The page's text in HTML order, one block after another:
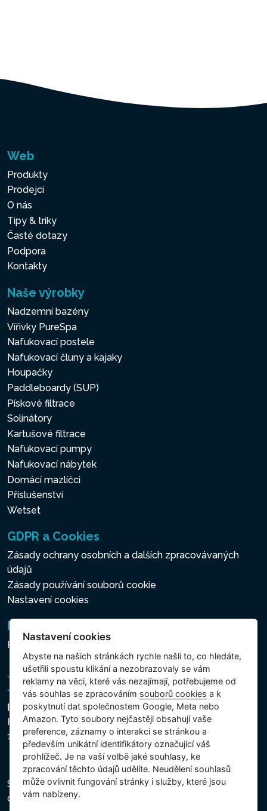
Web
Produkty
Prodejci
O nás
Tipy & triky
Časté dotazy
Podpora
Kontakty
Naše výrobky
Nadzemní bazény
Vířivky PureSpa
Nafukovací postele
Nafukovací čluny a kajaky
Houpačky
Paddleboardy (SUP)
Pískové filtrace
Solinátory
Kartušové filtrace
Nafukovací pumpy
Nafukovací nábytek
Domácí mazlíčci
Příslušenství
Wetset
GDPR a Cookies
Zásady ochrany osobních a dalších zpracovávaných
údajů
Zásady používání souborů cookie
Nastavení cookies
Newsletter
Přihlášení k odběru novinek
Intex Trading, s.r.o.
Hradecká 2526/3
130 00 Praha 3 - Česká republika
Společnost je zapsána u Městského soudu v Praze,
oddíl C, vložka 74759, IČ 26150808, DIČ CZ26150808.
Nastavení cookies
Abyste na našich stránkách rychle našli to, co hledáte,
ušetřili spoustu klikání a nezobrazovaly se vám
reklamy na věci, které vás nezajímají, potřebujeme od
vás souhlas se zpracováním souborů cookies a k
poskytnutí dat společnostem Google, Meta nebo
Amazon. Tyto soubory nejčastěji obsahují vaše
preference, záznamy o interakci se stránkou a
především unikátní identifikátory označující váš
prohlížeč. Je na vaší volbě jaké souhlasy, ke
zpracování těchto údajů udělíte. Neudělení souhlasů
může ovlivnit fungování stránky i služby, které jsou
vám nabízeny.